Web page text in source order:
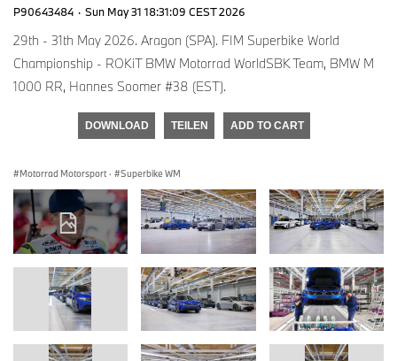
P90643484 · Sun May 31 18:31:09 CEST 2026
29th - 31th May 2026. Aragon (SPA). FIM Superbike World
Championship - ROKiT BMW Motorrad WorldSBK Team, BMW M
1000 RR, Hannes Soomer #38 (EST).
DOWNLOAD TEILEN ADD TO CART
Motorrad Motorsport · Superbike WM